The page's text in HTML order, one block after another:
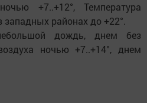
+7..+12°, Температура
западных районах до +22°.
дождь, днем без
ночью +7..+14°, днем